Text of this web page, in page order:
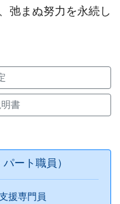
弛まぬ努力を永続し
書
ート職員）
援専門員